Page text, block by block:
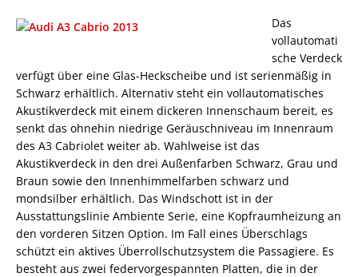
Das
vollautomati
sche Verdeck
verfügt über eine Glas-Heckscheibe und ist serienmäßig in
Schwarz erhältlich. Alternativ steht ein vollautomatisches
Akustikverdeck mit einem dickeren Innenschaum bereit, es
senkt das ohnehin niedrige Geräuschniveau im Innenraum
des A3 Cabriolet weiter ab. Wahlweise ist das
Akustikverdeck in den drei Außenfarben Schwarz, Grau und
Braun sowie den Innenhimmelfarben schwarz und
mondsilber erhältlich. Das Windschott ist in der
Ausstattungslinie Ambiente Serie, eine Kopfraumheizung an
den vorderen Sitzen Option. Im Fall eines Überschlags
schützt ein aktives Überrollschutzsystem die Passagiere. Es
besteht aus zwei federvorgespannten Platten, die in der